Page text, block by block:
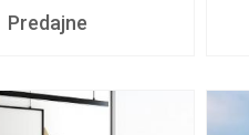
Predajne